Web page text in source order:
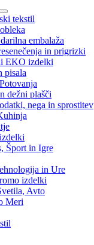
tekstil
embalaža
in prigrizki
EKO izdelki
pisala
dežni plašči
nega in sprostitev
Šport in Igre
in Ure
izdelki
Avto
Meri